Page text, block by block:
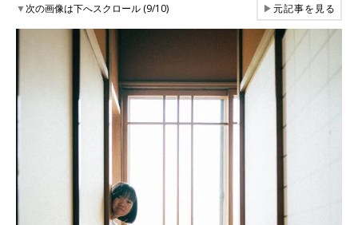
▼次の画像は下へスクロール (9/10) ▶元記事を見る